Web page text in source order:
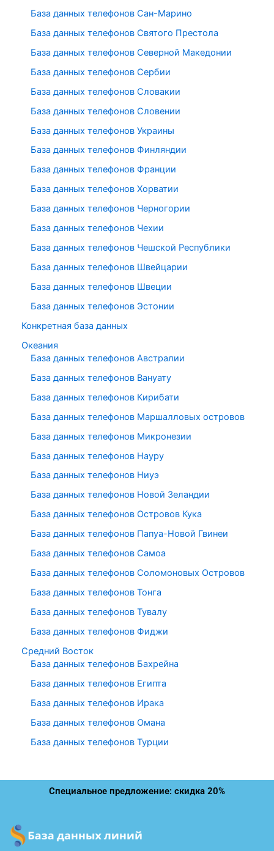
База данных телефонов Сан-Марино
База данных телефонов Святого Престола
База данных телефонов Северной Македонии
База данных телефонов Сербии
База данных телефонов Словакии
База данных телефонов Словении
База данных телефонов Украины
База данных телефонов Финляндии
База данных телефонов Франции
База данных телефонов Хорватии
База данных телефонов Черногории
База данных телефонов Чехии
База данных телефонов Чешской Республики
База данных телефонов Швейцарии
База данных телефонов Швеции
База данных телефонов Эстонии
Конкретная база данных
Океания
База данных телефонов Австралии
База данных телефонов Вануату
База данных телефонов Кирибати
База данных телефонов Маршалловых островов
База данных телефонов Микронезии
База данных телефонов Науру
База данных телефонов Ниуэ
База данных телефонов Новой Зеландии
База данных телефонов Островов Кука
База данных телефонов Папуа-Новой Гвинеи
База данных телефонов Самоа
База данных телефонов Соломоновых Островов
База данных телефонов Тонга
База данных телефонов Тувалу
База данных телефонов Фиджи
Средний Восток
База данных телефонов Бахрейна
База данных телефонов Египта
База данных телефонов Ирака
База данных телефонов Омана
База данных телефонов Турции
Специальное предложение: скидка 20%